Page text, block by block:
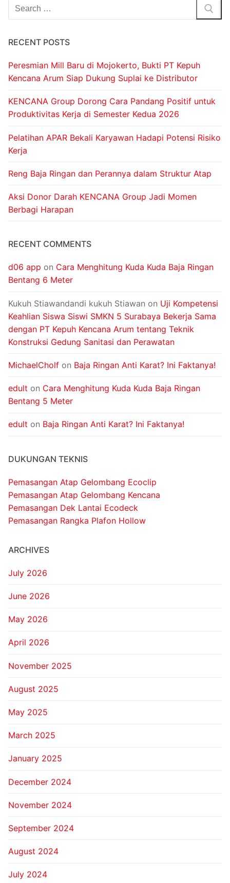
RECENT POSTS
Peresmian Mill Baru di Mojokerto, Bukti PT Kepuh
Kencana Arum Siap Dukung Suplai ke Distributor
KENCANA Group Dorong Cara Pandang Positif untuk
Produktivitas Kerja di Semester Kedua 2026
Pelatihan APAR Bekali Karyawan Hadapi Potensi Risiko
Kerja
Reng Baja Ringan dan Perannya dalam Struktur Atap
Aksi Donor Darah KENCANA Group Jadi Momen
Berbagi Harapan
RECENT COMMENTS
d06 app on Cara Menghitung Kuda Kuda Baja Ringan
Bentang 6 Meter
Kukuh Stiawandandi kukuh Stiawan on Uji Kompetensi
Keahlian Siswa Siswi SMKN 5 Surabaya Bekerja Sama
dengan PT Kepuh Kencana Arum tentang Teknik
Konstruksi Gedung Sanitasi dan Perawatan
MichaelCholf on Baja Ringan Anti Karat? Ini Faktanya!
edult on Cara Menghitung Kuda Kuda Baja Ringan
Bentang 5 Meter
edult on Baja Ringan Anti Karat? Ini Faktanya!
DUKUNGAN TEKNIS
Pemasangan Atap Gelombang Ecoclip
Pemasangan Atap Gelombang Kencana
Pemasangan Dek Lantai Ecodeck
Pemasangan Rangka Plafon Hollow
ARCHIVES
July 2026
June 2026
May 2026
April 2026
November 2025
August 2025
May 2025
March 2025
January 2025
December 2024
November 2024
September 2024
August 2024
July 2024